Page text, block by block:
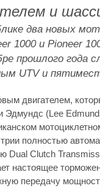
и
два новых
1000 и Pioneer
прошлого года
UTV и
двигателем,
(Lee
полностью
Dual Clutch
настоящее
передачу